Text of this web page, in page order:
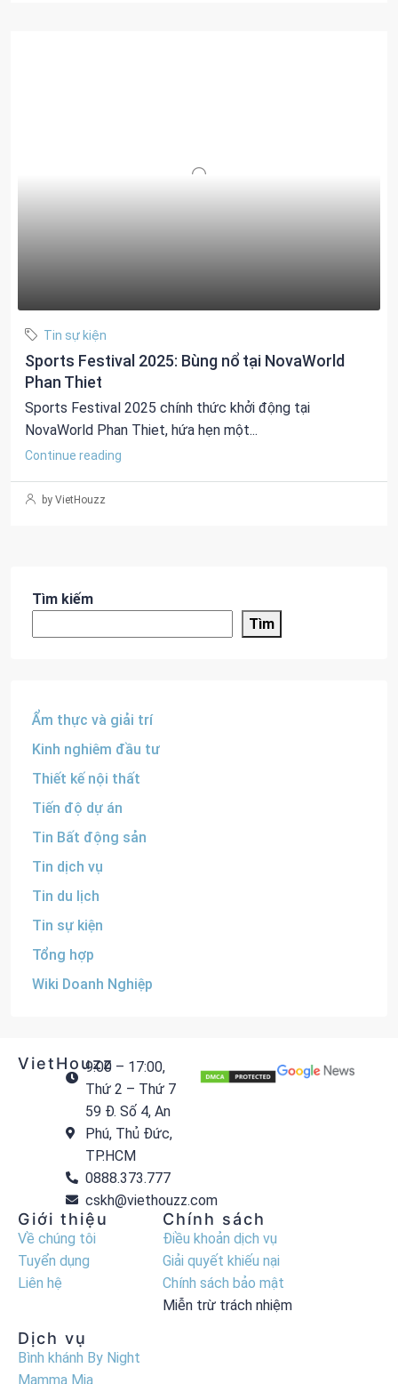
Tin sự kiện
Sports Festival 2025: Bùng nổ tại NovaWorld
Phan Thiet
Sports Festival 2025 chính thức khởi động tại
NovaWorld Phan Thiet, hứa hẹn một...
Continue reading
by VietHouzz
Tìm kiếm
Tìm
Ẩm thực và giải trí
Kinh nghiêm đầu tư
Thiết kế nội thất
Tiến độ dự án
Tin Bất động sản
Tin dịch vụ
Tin du lịch
Tin sự kiện
Tổng hợp
Wiki Doanh Nghiệp
VietHouzz9:00 – 17:00,
Thứ 2 – Thứ 7
59 Đ. Số 4, An
Phú, Thủ Đức,
TP.HCM
0888.373.777
cskh@viethouzz.com
Giới thiệu
Về chúng tôi
Tuyển dụng
Liên hệ
Chính sách
Điều khoản dịch vụ
Giải quyết khiếu nại
Chính sách bảo mật
Miễn trừ trách nhiệm
Dịch vụ
Bình khánh By Night
Mamma Mia